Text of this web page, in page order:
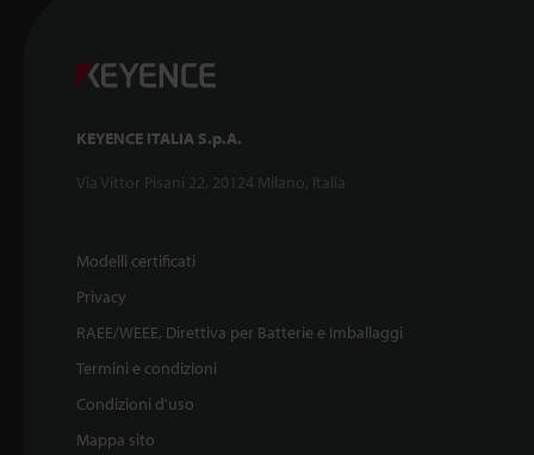
KEYENCE ITALIA S.p.A.
Via Vittor Pisani 22, 20124 Milano, Italia
Modelli certificati
Privacy
RAEE/WEEE, Direttiva per Batterie e Imballaggi
Termini e condizioni
Condizioni d'uso
Mappa sito